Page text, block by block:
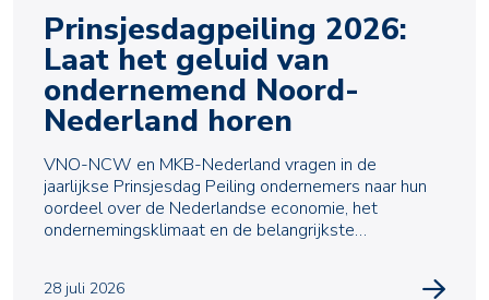
Prinsjesdagpeiling 2026:
Laat het geluid van
ondernemend Noord-
Nederland horen
VNO-NCW en MKB-Nederland vragen in de
jaarlijkse Prinsjesdag Peiling ondernemers naar hun
oordeel over de Nederlandse economie, het
ondernemingsklimaat en de belangrijkste
28 juli 2026